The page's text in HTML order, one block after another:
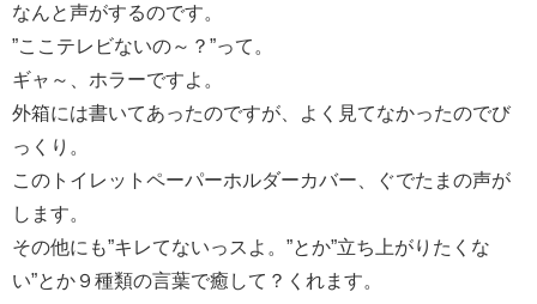
なんと声がするのです。
”ここテレビないの～？”って。
ギャ～、ホラーですよ。
外箱には書いてあったのですが、よく見てなかったのでび
っくり。
このトイレットペーパーホルダーカバー、ぐでたまの声が
します。
その他にも”キレてないっスよ。”とか”立ち上がりたくな
い”とか９種類の言葉で癒して？くれます。